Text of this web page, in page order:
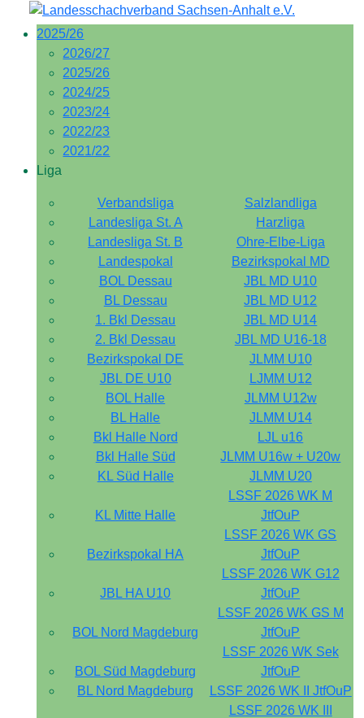
2025/26
2026/27
2025/26
2024/25
2023/24
2022/23
2021/22
Liga
Verbandsliga
Salzlandliga
Landesliga St. A
Harzliga
Landesliga St. B
Ohre-Elbe-Liga
Landespokal
Bezirkspokal MD
BOL Dessau
JBL MD U10
BL Dessau
JBL MD U12
1. Bkl Dessau
JBL MD U14
2. Bkl Dessau
JBL MD U16-18
Bezirkspokal DE
JLMM U10
JBL DE U10
LJMM U12
BOL Halle
JLMM U12w
BL Halle
JLMM U14
Bkl Halle Nord
LJL u16
Bkl Halle Süd
JLMM U16w + U20w
KL Süd Halle
JLMM U20
KL Mitte Halle
LSSF 2026 WK M
JtfOuP
Bezirkspokal HA
LSSF 2026 WK GS
JtfOuP
JBL HA U10
LSSF 2026 WK G12
JtfOuP
BOL Nord Magdeburg
LSSF 2026 WK GS M
JtfOuP
BOL Süd Magdeburg
LSSF 2026 WK Sek
JtfOuP
BL Nord Magdeburg
LSSF 2026 WK II JtfOuP
LSSF 2026 WK III